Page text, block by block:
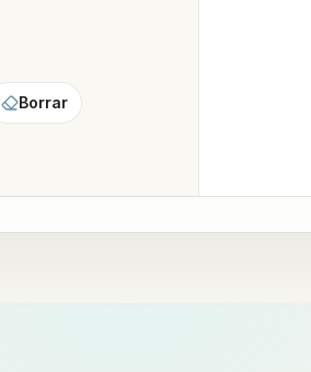
Borrar